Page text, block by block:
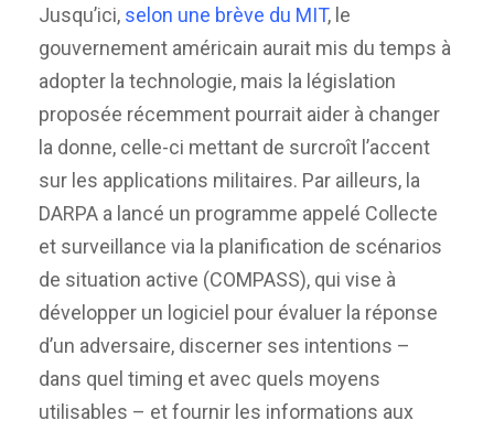
Jusqu’ici, selon une brève du MIT, le
gouvernement américain aurait mis du temps à
adopter la technologie, mais la législation
proposée récemment pourrait aider à changer
la donne, celle-ci mettant de surcroît l’accent
sur les applications militaires. Par ailleurs, la
DARPA a lancé un programme appelé Collecte
et surveillance via la planification de scénarios
de situation active (COMPASS), qui vise à
développer un logiciel pour évaluer la réponse
d’un adversaire, discerner ses intentions –
dans quel timing et avec quels moyens
utilisables – et fournir les informations aux